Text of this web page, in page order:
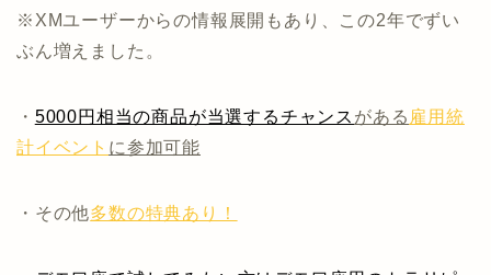
※XMユーザーからの情報展開もあり、この2年でずい
ぶん増えました。
・ 5000円相当の商品が当選するチャンス がある 雇用統
計イベント に参加可能
・その他多数の特典あり！